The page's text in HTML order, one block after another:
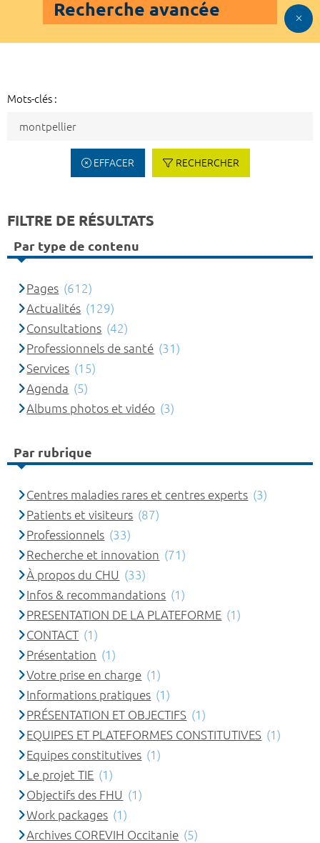
Recherche avancée
Mots-clés :
EFFACER RECHERCHER
FILTRE DE RÉSULTATS
Par type de contenu
Pages (612)
Actualités (129)
Consultations (42)
Professionnels de santé (31)
Services (15)
Agenda (5)
Albums photos et vidéo (3)
Par rubrique
Centres maladies rares et centres experts (3)
Patients et visiteurs (87)
Professionnels (33)
Recherche et innovation (71)
À propos du CHU (33)
Infos & recommandations (1)
PRESENTATION DE LA PLATEFORME (1)
CONTACT (1)
Présentation (1)
Votre prise en charge (1)
Informations pratiques (1)
PRÉSENTATION ET OBJECTIFS (1)
EQUIPES ET PLATEFORMES CONSTITUTIVES (1)
Equipes constitutives (1)
Le projet TIE (1)
Objectifs des FHU (1)
Work packages (1)
Archives COREVIH Occitanie (5)